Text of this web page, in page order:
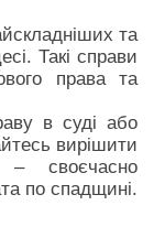
та
Такі справи
права та
в суді або
вирішити
– своєчасно
по спадщині.